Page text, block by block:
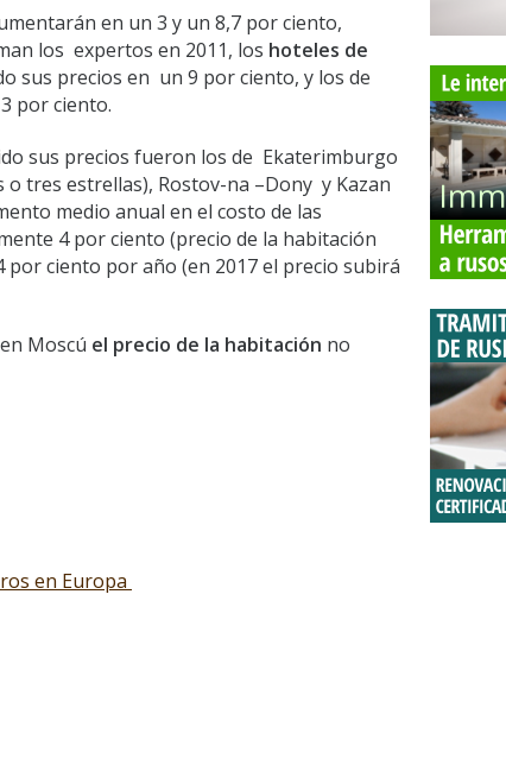
en un 3 y un 8,7 por ciento,
los expertos en 2011, los hoteles de
sus precios en un 9 por ciento, y los de
por ciento.
sus precios fueron los de Ekaterimburgo
tres estrellas), Rostov-na –Dony y Kazan
medio anual en el costo de las
4 por ciento (precio de la habitación
ciento por año (en 2017 el precio subirá
Moscú el precio de la habitación no
en Europa